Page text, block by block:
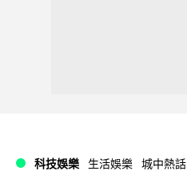
科技娛樂 生活娛樂 城中熱話